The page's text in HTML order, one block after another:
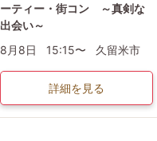
ーティー・街コン ～真剣な
出会い～
8月8日
15:15〜 久留米市
詳細を見る